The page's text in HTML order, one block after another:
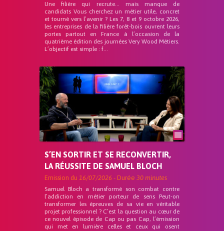
Une filière qui recrute… mais manque de
candidats Vous cherchez un métier utile, concret
et tourné vers l’avenir ? Les 7, 8 et 9 octobre 2026,
les entreprises de la filière forêt-bois ouvrent leurs
portes partout en France à l’occasion de la
quatrième édition des journées Very Wood Métiers.
L’objectif est simple : f...
S’EN SORTIR ET SE RECONVERTIR,
LA RÉUSSITE DE SAMUEL BLOCH
Emission du 16/07/2026 - Durée 30 minutes
Samuel Bloch a transformé son combat contre
l’addiction en métier porteur de sens Peut-on
transformer les épreuves de sa vie en véritable
projet professionnel ? C’est la question au cœur de
ce nouvel épisode de Cap ou pas Cap, l’émission
qui met en lumière celles et ceux qui osent